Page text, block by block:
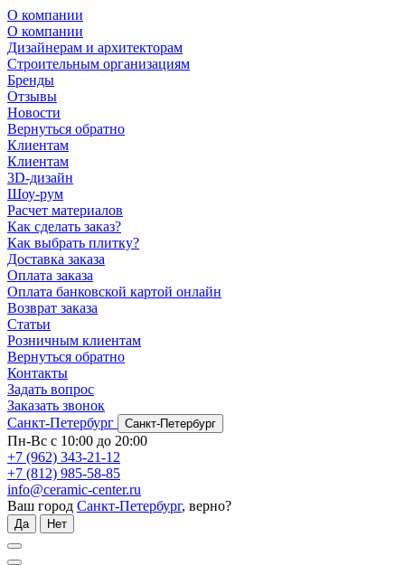
О компании
О компании
Дизайнерам и архитекторам
Строительным организациям
Бренды
Отзывы
Новости
Вернуться обратно
Клиентам
Клиентам
3D-дизайн
Шоу-рум
Расчет материалов
Как сделать заказ?
Как выбрать плитку?
Доставка заказа
Оплата заказа
Оплата банковской картой онлайн
Возврат заказа
Статьи
Розничным клиентам
Вернуться обратно
Контакты
Задать вопрос
Заказать звонок
Санкт-Петербург
Санкт-Петербург
Пн-Вс с 10:00 до 20:00
+7 (962) 343-21-12
+7 (812) 985-58-85
info@ceramic-center.ru
Ваш город Санкт-Петербург, верно?
Да Нет